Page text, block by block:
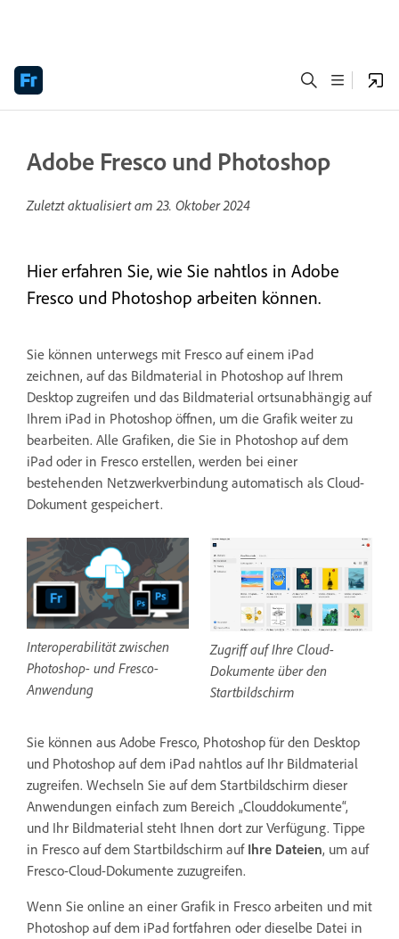
Adobe Fresco und Photoshop
Zuletzt aktualisiert am23. Oktober 2024
Hier erfahren Sie, wie Sie nahtlos in Adobe
Fresco und Photoshop arbeiten können.
Sie können unterwegs mit Fresco auf einem iPad
zeichnen, auf das Bildmaterial in Photoshop auf Ihrem
Desktop zugreifen und das Bildmaterial ortsunabhängig auf
Ihrem iPad in Photoshop öffnen, um die Grafik weiter zu
bearbeiten. Alle Grafiken, die Sie in Photoshop auf dem
iPad oder in Fresco erstellen, werden bei einer
bestehenden Netzwerkverbindung automatisch als Cloud-
Dokument gespeichert.
Interoperabilität zwischen
Photoshop- und Fresco-
Anwendung
Zugriff auf Ihre Cloud-
Dokumente über den
Startbildschirm
Sie können aus Adobe Fresco, Photoshop für den Desktop
und Photoshop auf dem iPad nahtlos auf Ihr Bildmaterial
zugreifen. Wechseln Sie auf dem Startbildschirm dieser
Anwendungen einfach zum Bereich „Clouddokumente“,
und Ihr Bildmaterial steht Ihnen dort zur Verfügung. Tippe
in Fresco auf dem Startbildschirm auf Ihre Dateien, um auf
Fresco-Cloud-Dokumente zuzugreifen.
Wenn Sie online an einer Grafik in Fresco arbeiten und mit
Photoshop auf dem iPad fortfahren oder dieselbe Datei in